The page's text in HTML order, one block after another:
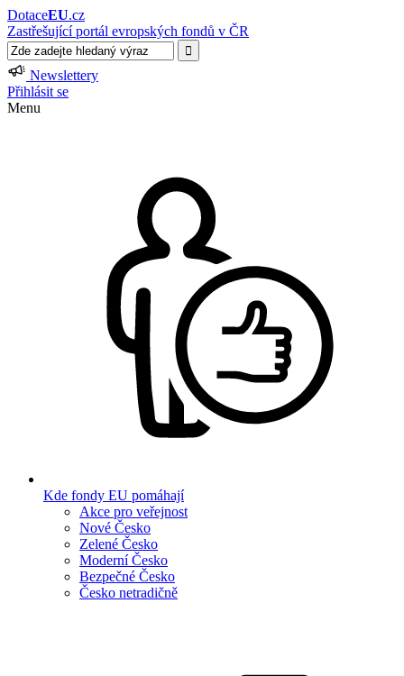
DotaceEU.cz
Zastřešující portál evropských fondů v ČR
Newslettery
Přihlásit se
Menu
Kde fondy EU pomáhají
Akce pro veřejnost
Nové Česko
Zelené Česko
Moderní Česko
Bezpečné Česko
Česko netradičně